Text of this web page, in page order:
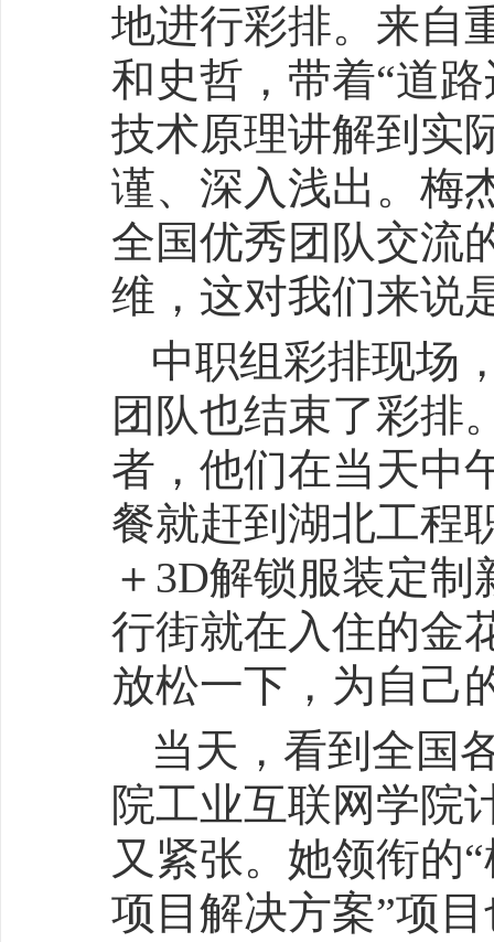
地进行彩排。来自
和史哲，带着“道
技术原理讲解到实
谨、深入浅出。梅
全国优秀团队交流
维，这对我们来说
中职组彩排现场
团队也结束了彩排
者，他们在当天中
餐就赶到湖北工程
＋3D解锁服装定
行街就在入住的金
放松一下，为自己
当天，看到全国
院工业互联网学院
又紧张。她领衔
项目解决方案”项